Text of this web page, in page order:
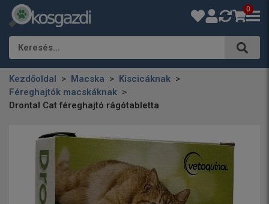
0
Keresés…
Kezdőoldal Macska
Kiscicáknak
Féreghajtók macskáknak
Drontal Cat féreghajtó rágótabletta